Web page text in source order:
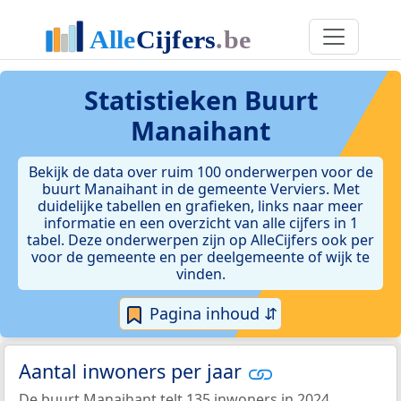
Statistieken Buurt
Manaihant
Bekijk de data over ruim 100 onderwerpen voor de
buurt Manaihant in de gemeente Verviers. Met
duidelijke tabellen en grafieken, links naar meer
informatie en een overzicht van alle cijfers in 1
tabel. Deze onderwerpen zijn op AlleCijfers ook per
voor de gemeente en per deelgemeente of wijk te
vinden.
Pagina inhoud ⇵
Aantal inwoners per jaar